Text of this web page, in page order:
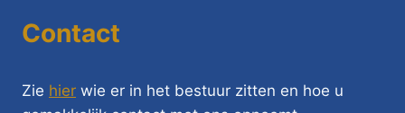
Contact
Zie hier wie er in het bestuur zitten en hoe u